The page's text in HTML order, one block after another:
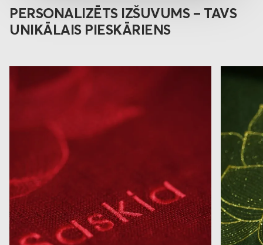
PERSONALIZĒTS IZŠUVUMS – TAVS
UNIKĀLAIS PIESKĀRIENS